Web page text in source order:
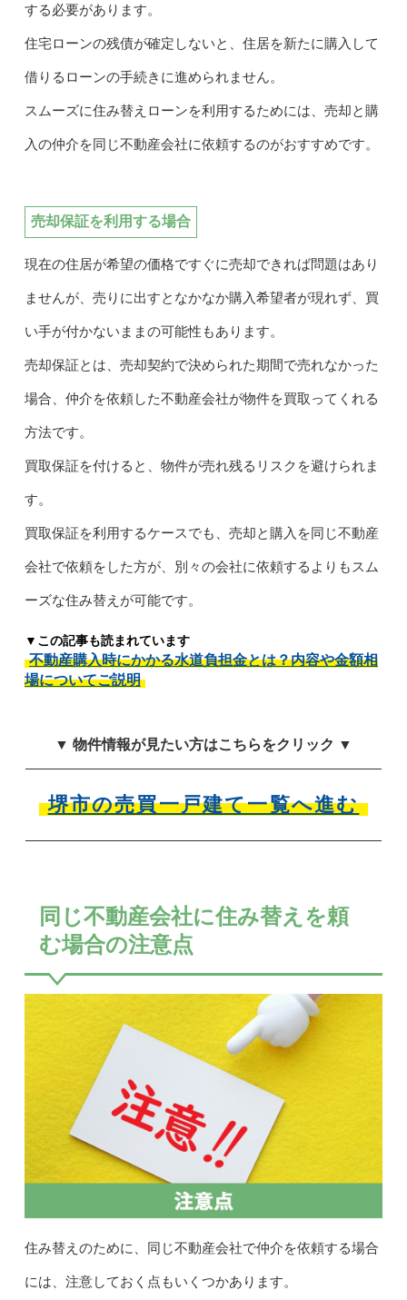
する必要があります。
住宅ローンの残債が確定しないと、住居を新たに購入して
借りるローンの手続きに進められません。
スムーズに住み替えローンを利用するためには、売却と購
入の仲介を同じ不動産会社に依頼するのがおすすめです。
売却保証を利用する場合
現在の住居が希望の価格ですぐに売却できれば問題はあり
ませんが、売りに出すとなかなか購入希望者が現れず、買
い手が付かないままの可能性もあります。
売却保証とは、売却契約で決められた期間で売れなかった
場合、仲介を依頼した不動産会社が物件を買取ってくれる
方法です。
買取保証を付けると、物件が売れ残るリスクを避けられま
す。
買取保証を利用するケースでも、売却と購入を同じ不動産
会社で依頼をした方が、別々の会社に依頼するよりもスム
ーズな住み替えが可能です。
▼この記事も読まれています
不動産購入時にかかる水道負担金とは？内容や金額相
場についてご説明
▼ 物件情報が見たい方はこちらをクリック ▼
堺市の売買一戸建て一覧へ進む
同じ不動産会社に住み替えを頼
む場合の注意点
住み替えのために、同じ不動産会社で仲介を依頼する場合
には、注意しておく点もいくつかあります。